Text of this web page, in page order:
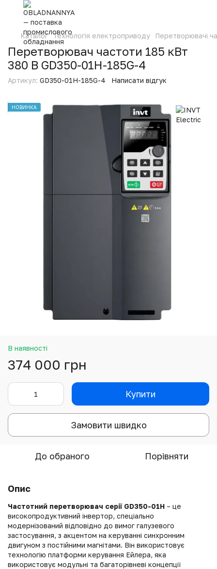
Каталог Технологія електроприводу Перетворювачі
Перетворювач частоти 185 кВт
380 В GD350-01H-185G-4
Артикул: GD350-01H-185G-4 Написати відгук
НОВИНКА
В наявності
374 000 грн
Купити
Замовити швидко
До обраного Порівняти
Опис
Частотний перетворювач серії GD350-01H – це
високопродуктивний інвертор, спеціально
модернізований відповідно до вимог галузевого
застосування, з акцентом на керуванні синхронним
двигуном з постійними магнітами. Він використовує
технологію платформи керування Ейлера, яка
використовує модульні та багаторівневі концепції